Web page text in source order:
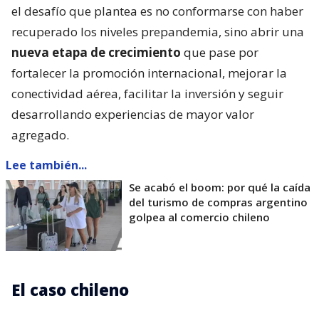
el desafío que plantea es no conformarse con haber
recuperado los niveles prepandemia, sino abrir una
nueva etapa de crecimiento que pase por
fortalecer la promoción internacional, mejorar la
conectividad aérea, facilitar la inversión y seguir
desarrollando experiencias de mayor valor
agregado.
Lee también...
Se acabó el boom: por qué la caída
del turismo de compras argentino
golpea al comercio chileno
El caso chileno